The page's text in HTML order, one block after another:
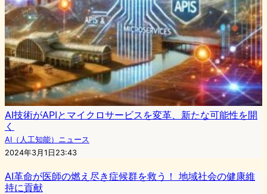
AI技術がAPIとマイクロサービスを変革、新たな可能性を開
く
AI（人工知能）ニュース
2024年3月1日23:43
AI革命が医師の燃え尽き症候群を救う！ 地域社会の健康維
持に貢献